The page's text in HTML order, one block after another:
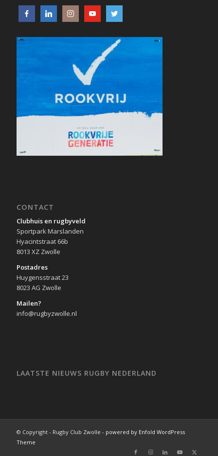
CONTACT
Clubhuis en rugbyveld
Sportpark Marslanden
Hyacintstraat 66b
8013 XZ Zwolle
Postadres
Huygensstraat 23
8023 AG Zwolle
Mailen?
info@rugbyzwolle.nl
LAATSTE NIEUWS RUGBY NEDERLAND
© Copyright - Rugby Club Zwolle - powered by Enfold WordPress
Theme